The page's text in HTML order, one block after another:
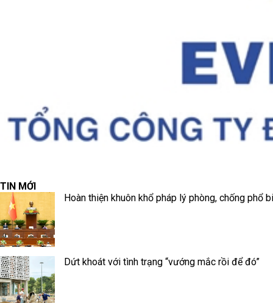
TIN MỚI
Hoàn thiện khuôn khổ pháp lý phòng, chống phổ
Dứt khoát với tình trạng “vướng mắc rồi để đó”